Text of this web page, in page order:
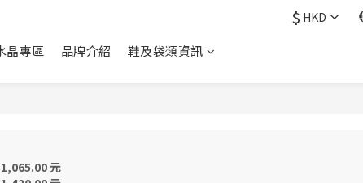
$ HKD
晶專區 品牌介紹 鞋及袋類資訊
元